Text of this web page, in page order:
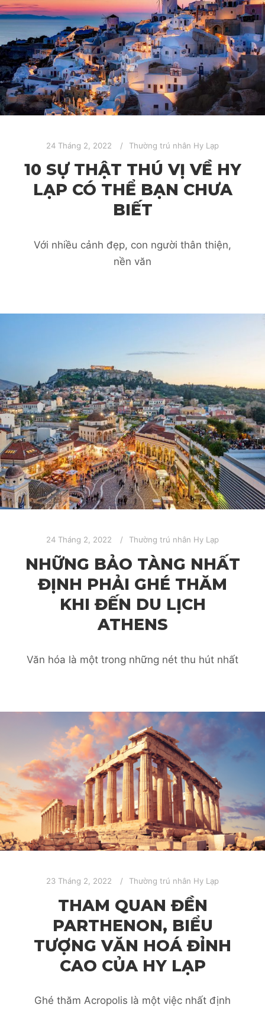
24 Tháng 2, 2022 Thường trú nhân Hy Lạp
10 SỰ THẬT THÚ VỊ VỀ HY
LẠP CÓ THỂ BẠN CHƯA
BIẾT
Với nhiều cảnh đẹp, con người thân thiện,
nền văn
24 Tháng 2, 2022 Thường trú nhân Hy Lạp
NHỮNG BẢO TÀNG NHẤT
ĐỊNH PHẢI GHÉ THĂM
KHI ĐẾN DU LỊCH
ATHENS
Văn hóa là một trong những nét thu hút nhất
23 Tháng 2, 2022 Thường trú nhân Hy Lạp
THAM QUAN ĐỀN
PARTHENON, BIỂU
TƯỢNG VĂN HOÁ ĐỈNH
CAO CỦA HY LẠP
Ghé thăm Acropolis là một việc nhất định